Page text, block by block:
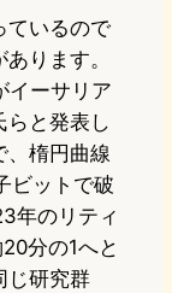
ているので
ります。
イーサリア
らと発表し
、楕円曲線
ビットで破
年のリティ
分の1へと
じ研究群